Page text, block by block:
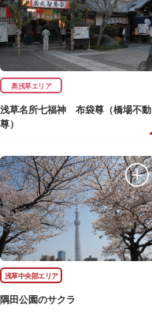
奥浅草エリア
浅草名所七福神 布袋尊（橋場不動
尊）
浅草中央部エリア
隅田公園のサクラ